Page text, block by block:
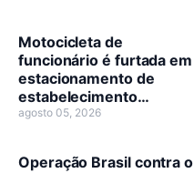
Motocicleta de
funcionário é furtada em
estacionamento de
estabelecimento
comercial
agosto 05, 2026
Operação Brasil contra o